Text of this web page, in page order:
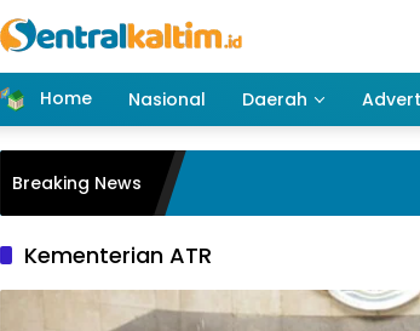
Home
Nasional Daerah
Breaking News
Kementerian ATR